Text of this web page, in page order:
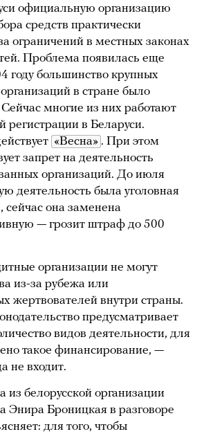
официальную организацию
средств практически
ограничений в местных законах
Проблема появилась еще
году большинство крупных
в стране было
многие из них работают
регистрации в Беларуси.
«Весна» . При этом
запрет на деятельность
организаций. До июля
деятельность была уголовная
сейчас она заменена
— грозит штраф до 500
организации не могут
из-за рубежа или
жертвователей внутри страны.
предусматривает
видов деятельности, для
такое финансирование, —
не входит.
белорусской организации
Энира Броницкая в разговоре
для того, чтобы